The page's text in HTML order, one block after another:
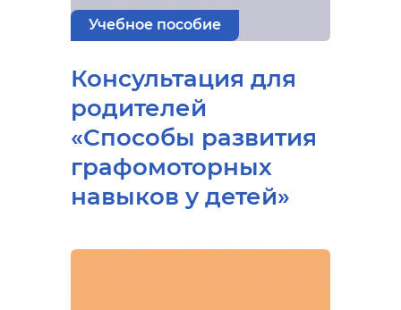
Учебное пособие
Консультация для
родителей
«Способы развития
графомоторных
навыков у детей»